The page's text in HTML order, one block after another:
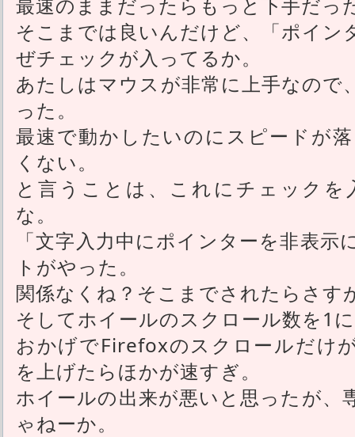
そこまでは良いんだけど、「ポイン
ぜチェックが入ってるか。
あたしはマウスが非常に上手なので
った。
最速で動かしたいのにスピードが
くない。
と言うことは、これにチェック
な。
「文字入力中にポインターを非表
トがやった。
関係なくね？そこまでされたらさす
そしてホイールのスクロール数を1
おかげでFirefoxのスクロールだけ
を上げたらほかが速すぎ。
ホイールの出来が悪いと思ったが、
ゃねーか。